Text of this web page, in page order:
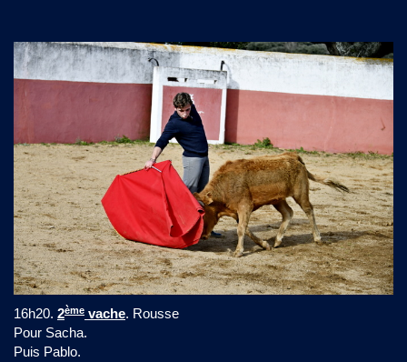
16h20. 2ème vache. Rousse
Pour Sacha.
Puis Pablo.